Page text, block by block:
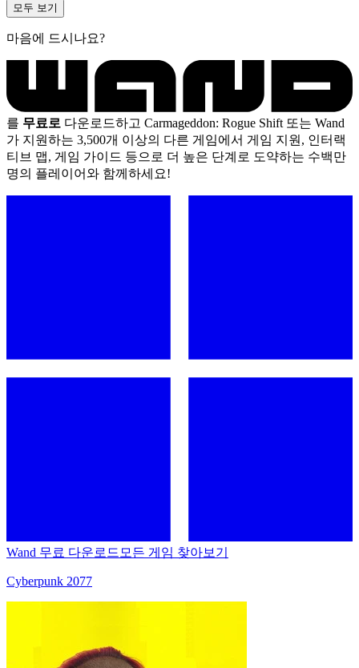
모두 보기
마음에 드시나요?
를 무료로 다운로드하고 Carmageddon: Rogue Shift 또는 Wand
가 지원하는 3,500개 이상의 다른 게임에서 게임 지원, 인터랙
티브 맵, 게임 가이드 등으로 더 높은 단계로 도약하는 수백만
명의 플레이어와 함께하세요!
Wand 무료 다운로드 모든 게임 찾아보기
Cyberpunk 2077